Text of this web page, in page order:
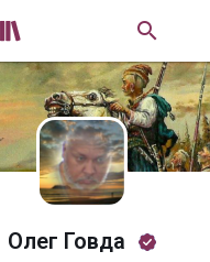

Олег Говда